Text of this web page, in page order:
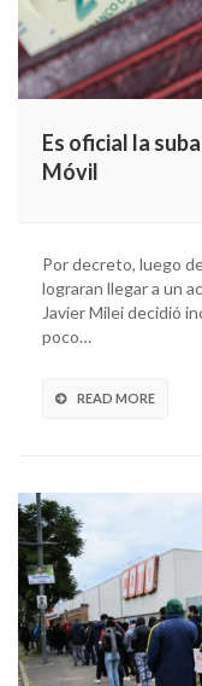
Es oficial la
Móvil
Por decreto, luego
lograran llegar a un
Javier Milei decidió
poco…
READ MORE